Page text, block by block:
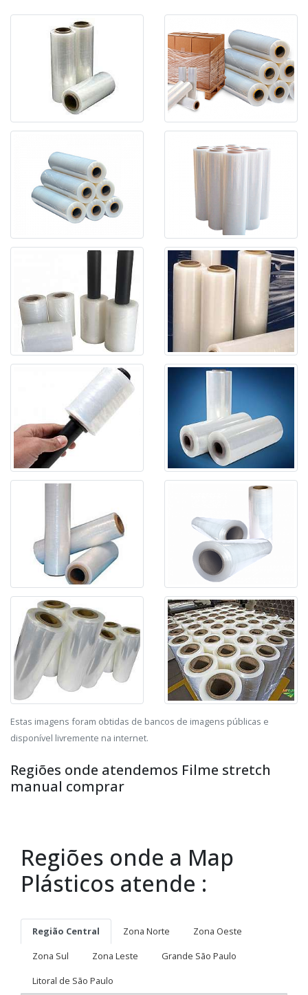
Estas imagens foram obtidas de bancos de imagens públicas e
disponível livremente na internet.
Regiões onde atendemos Filme stretch
manual comprar
Regiões onde a Map
Plásticos atende :
Região Central Zona Norte
Zona Oeste
Zona Sul
Zona Leste
Grande São Paulo
Litoral de São Paulo